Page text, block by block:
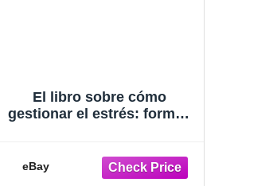
El libro sobre cómo
gestionar el estrés: formas
eBay